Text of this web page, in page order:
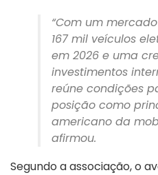
“Com um
167 mil veículos
em 2026 e uma
investimentos
reúne condições
posição como
americano da
afirmou.
Segundo a associação, o